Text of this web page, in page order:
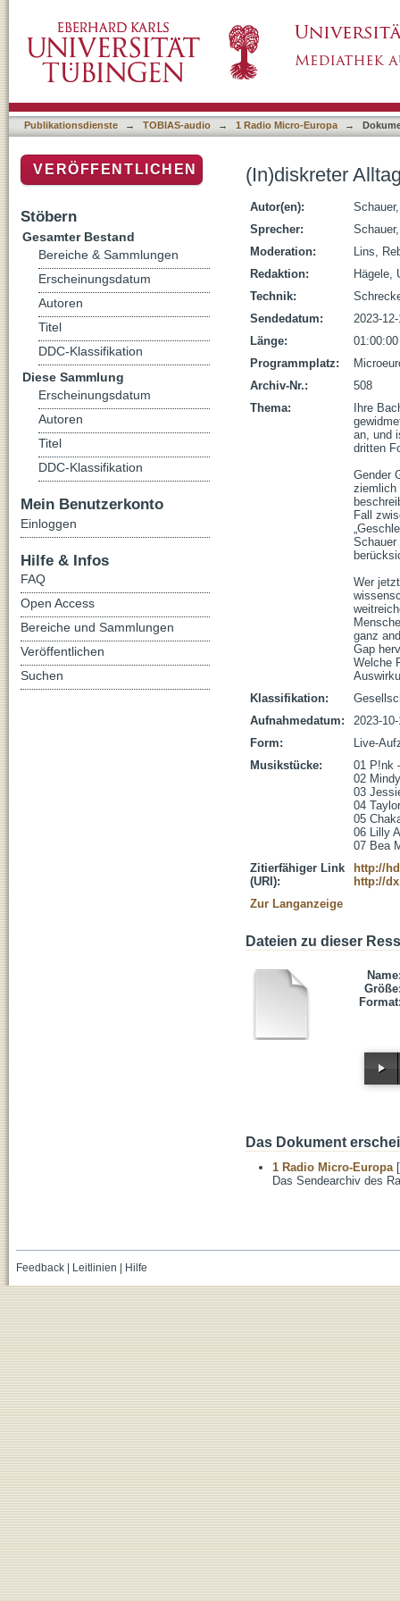
Publikationsdienste → TOBIAS-audio → 1 Radio Micro-Europa →
(In)diskreter
Autor(en):
Sprecher:
Moderation:
Lins,
Redaktion:
Hägele,
Technik:
Sendedatum:
2023-
Länge:
01:00:00
Programmplatz:
Archiv-Nr.:
508
Thema:
Ihre
an, und
dritten
Gender
ziemlich
Fall
Schauer
Wer
ganz
Gap
Welche
Klassifikation:
Aufnahmedatum:
2023-
Form:
Live-
Musikstücke:
01 P!nk
02
03
04
05
06 Lilly
07 Bea
Zitierfähiger Link
(URI):
http://
http://
Zur Langanzeige
Dateien zu dieser
Das Dokument
1 Radio Micro-Europa
Das Sendearchiv des
VERÖFFENTLICHEN
Stöbern
Gesamter Bestand
Bereiche & Sammlungen
Erscheinungsdatum
Autoren
Titel
DDC-Klassifikation
Diese Sammlung
Erscheinungsdatum
Autoren
Titel
DDC-Klassifikation
Mein Benutzerkonto
Einloggen
Hilfe & Infos
FAQ
Open Access
Bereiche und Sammlungen
Veröffentlichen
Suchen
Feedback| Leitlinien Hilfe